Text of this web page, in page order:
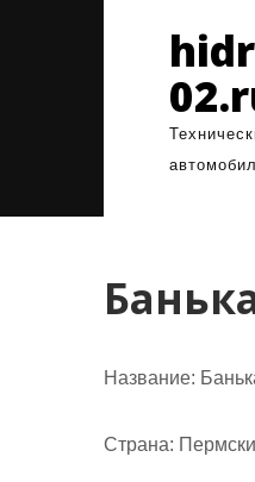
Название:
Страна: